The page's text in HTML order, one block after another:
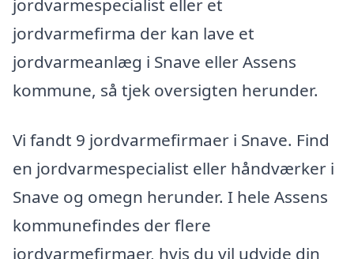
jordvarmespecialist eller et
jordvarmefirma der kan lave et
jordvarmeanlæg i Snave eller Assens
kommune, så tjek oversigten herunder.
Vi fandt 9 jordvarmefirmaer i Snave. Find
en jordvarmespecialist eller håndværker i
Snave og omegn herunder. I hele Assens
kommunefindes der flere
jordvarmefirmaer, hvis du vil udvide din